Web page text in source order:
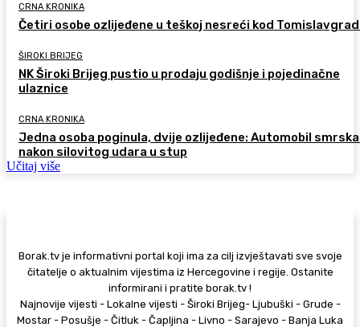
CRNA KRONIKA
Četiri osobe ozlijeđene u teškoj nesreći kod
ŠIROKI BRIJEG
NK Široki Brijeg pustio u prodaju godišnje i pojedinačne
ulaznice
CRNA KRONIKA
Jedna osoba poginula, dvije ozlijeđene: Automobil
nakon silovitog udara u stup
Učitaj više
Borak.tv je informativni portal koji ima za cilj izvještavati sve svoje
čitatelje o aktualnim vijestima iz Hercegovine i regije. Ostanite
informirani i pratite borak.tv !
Najnovije vijesti - Lokalne vijesti - Široki Brijeg- Ljubuški - Grude -
Mostar - Posušje - Čitluk - Čapljina - Livno - Sarajevo - Banja Luka